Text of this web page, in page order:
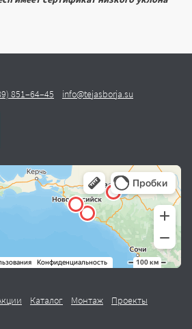
851–64–45 info@tejasborja.su
Каталог Монтаж
Проекты